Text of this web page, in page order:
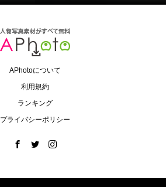
APhotoについて
利用規約
ランキング
プライバシーポリシー